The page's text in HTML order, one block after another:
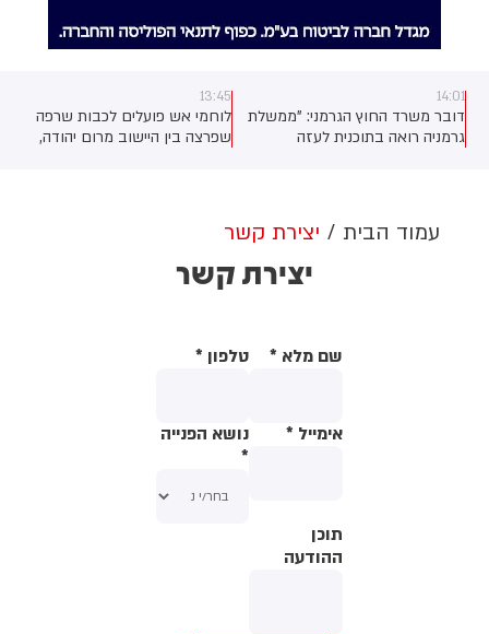
14:01
דובר משרד החוץ הגרמני: "ממשלת
גרמניה רואה בתוכנית לעזה
13:45
לוחמי אש פועלים לכבות שרפה
שפרצה בין היישוב מרום יהודה,
עמוד הבית יצירת קשר
יצירת קשר
שם מלא * טלפון *
אימייל *
נושא הפנייה
*
תוכן
ההודעה